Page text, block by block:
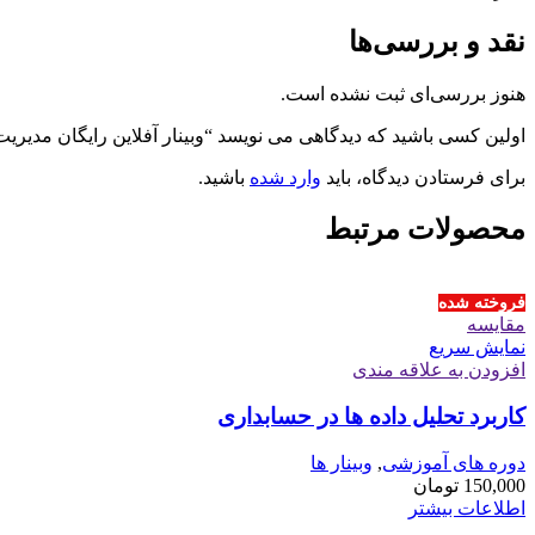
نقد و بررسی‌ها
هنوز بررسی‌ای ثبت نشده است.
اولین کسی باشید که دیدگاهی می نویسد “وبینار آفلاین رایگان
برای فرستادن دیدگاه، باید وارد شده باشید.
محصولات مرتبط
فروخته شده
مقايسه
نمایش سریع
افزودن به علاقه مندی
کاربرد تحلیل داده ها در حسابداری
دوره های آموزشی, وبینار ها
150,000 تومان
اطلاعات بیشتر